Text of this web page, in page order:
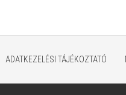
ADATKEZELÉSI TÁJÉKOZTATÓ